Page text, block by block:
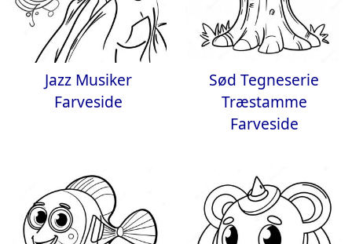
Jazz Musiker
Farveside
Sød Tegneserie
Træstamme
Farveside